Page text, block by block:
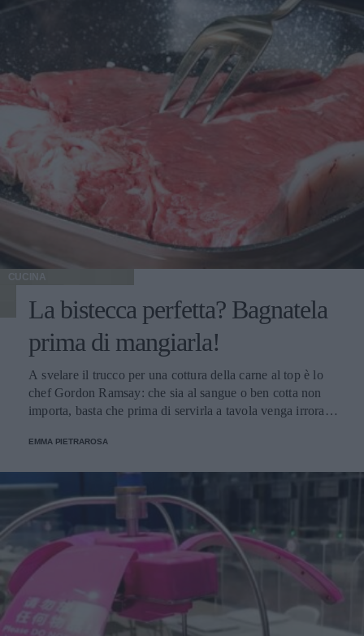
CUCINA
La bistecca perfetta? Bagnatela
prima di mangiarla!
A svelare il trucco per una cottura della carne al top è lo
chef Gordon Ramsay: che sia al sangue o ben cotta non
importa, basta che prima di servirla a tavola venga irrorata
EMMA PIETRAROSA